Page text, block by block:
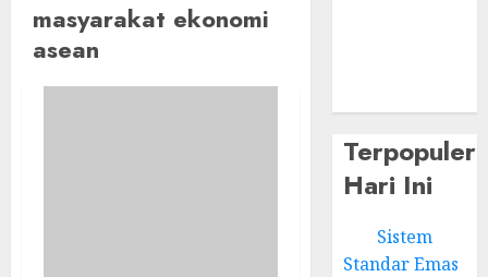
masyarakat ekonomi
asean
Terpopuler
Hari Ini
Sistem
Standar Emas